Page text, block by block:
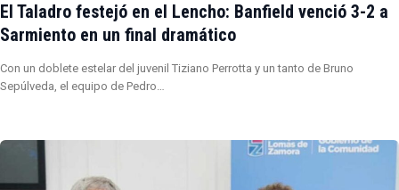
El Taladro festejó en el Lencho: Banfield venció 3-2 a
Sarmiento en un final dramático
Con un doblete estelar del juvenil Tiziano Perrotta y un tanto de Bruno
Sepúlveda, el equipo de Pedro…